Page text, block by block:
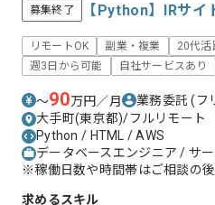
募集終了 【Python】IRサ
リモートOK 副業・複業 20代活
週3日から可能
自社サービスあり
〜90万円／月 業務委託(フ
大手町(東京都)/フルリモート
Python / HTML / AWS
データベースエンジニア / サ
※稼働日数や時間帯はご相談の後
求めるスキル